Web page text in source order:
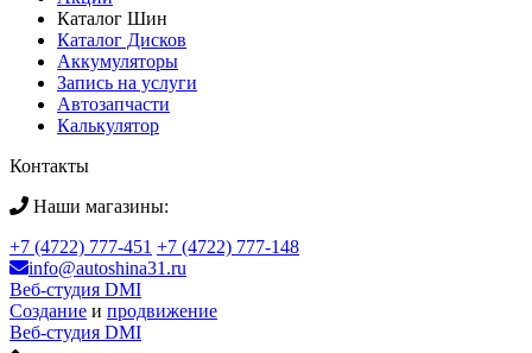
Каталог Шин
Каталог Дисков
Аккумуляторы
Запись на услуги
Автозапчасти
Калькулятор
Контакты
Наши магазины:
+7 (4722) 777-451 +7 (4722) 777-148
info@autoshina31.ru
Веб-студия DMI
Создание и продвижение
Веб-студия DMI